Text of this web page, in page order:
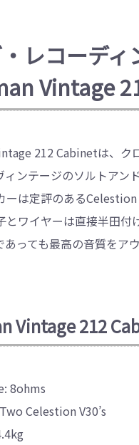
レコーディ
Vintage
212 Cabinetは、ク
ィンテージのソルトア
ーは定評のある
とワイヤーは直接半田
あっても最高の音質をア
Vintage 212
8ohms
Celestion V30’s